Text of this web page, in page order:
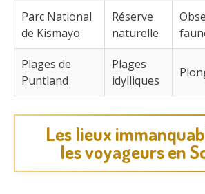
Parc National
de Kismayo
Réserve
naturelle
Plages de
Puntland
Plages
idylliques
Les lieux
les voyageurs en